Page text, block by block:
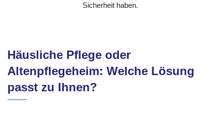
Sicherheit haben.
Häusliche Pflege oder
Altenpflegeheim: Welche Lösung
passt zu Ihnen?